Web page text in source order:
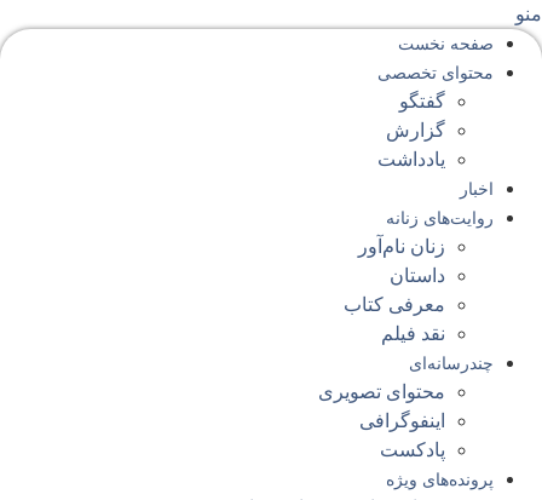
صفحه‌ نخست
محتوای‌ تخصصی
گفتگو
گزارش
یادداشت
اخبار
روایت‌های زنانه
زنان نام‌آور
داستان
معرفی کتاب
نقد فیلم
چندرسانه‌ای
محتوای تصویری
اینفوگرافی
پادکست
پرونده‌های ویژه